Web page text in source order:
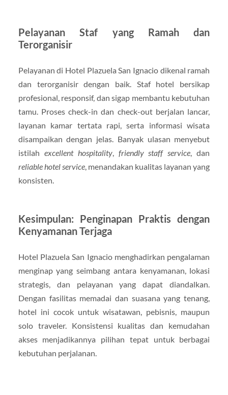
Pelayanan Staf yang Ramah dan
Terorganisir
Pelayanan di Hotel Plazuela San Ignacio dikenal ramah
dan terorganisir dengan baik. Staf hotel bersikap
profesional, responsif, dan sigap membantu kebutuhan
tamu. Proses check-in dan check-out berjalan lancar,
layanan kamar tertata rapi, serta informasi wisata
disampaikan dengan jelas. Banyak ulasan menyebut
istilah excellent hospitality, friendly staff service, dan
reliable hotel service, menandakan kualitas layanan yang
konsisten.
Kesimpulan: Penginapan Praktis dengan
Kenyamanan Terjaga
Hotel Plazuela San Ignacio menghadirkan pengalaman
menginap yang seimbang antara kenyamanan, lokasi
strategis, dan pelayanan yang dapat diandalkan.
Dengan fasilitas memadai dan suasana yang tenang,
hotel ini cocok untuk wisatawan, pebisnis, maupun
solo traveler. Konsistensi kualitas dan kemudahan
akses menjadikannya pilihan tepat untuk berbagai
kebutuhan perjalanan.